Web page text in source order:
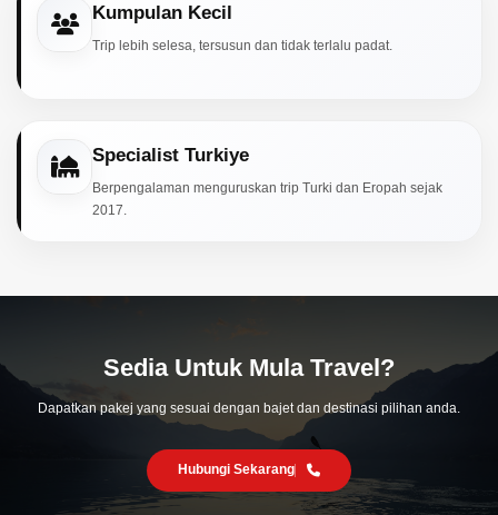
Kumpulan Kecil
Trip lebih selesa, tersusun dan tidak terlalu padat.
Specialist Turkiye
Berpengalaman menguruskan trip Turki dan Eropah sejak
2017.
Sedia Untuk Mula Travel?
Dapatkan pakej yang sesuai dengan bajet dan destinasi pilihan anda.
Hubungi Sekarang